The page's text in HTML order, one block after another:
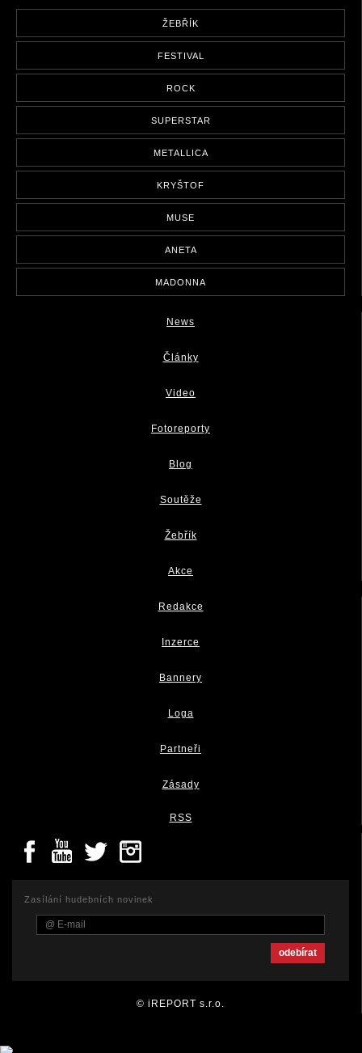
ŽEBŘÍK
FESTIVAL
ROCK
SUPERSTAR
METALLICA
KRYŠTOF
MUSE
ANETA
MADONNA
News
Články
Video
Fotoreporty
Blog
Soutěže
Žebřík
Akce
Redakce
Inzerce
Bannery
Loga
Partneři
Zásady
RSS
Zasílání hudebních novinek
© iREPORT s.r.o.